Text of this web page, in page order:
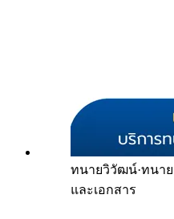
ทนายวิวัฒน์·ทนา
และเอกสาร